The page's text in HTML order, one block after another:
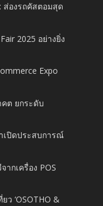
ส่องรถคัสตอมสุด
2025 อย่างยิ่ง
Expo
ต ยกระดับ
เปิดประสบการณ์
ากเครื่อง POS
ว ‘OSOTHO &